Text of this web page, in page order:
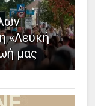
«Λευκή
μας